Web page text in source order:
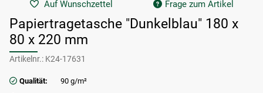
Auf Wunschzettel Frage zum Artikel
Papiertragetasche "Dunkelblau" 180 x
80 x 220 mm
Artikelnr.: K24-17631
Qualität:
90 g/m²